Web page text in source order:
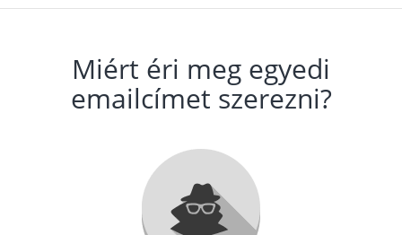
Miért éri meg egyedi
emailcímet szerezni?